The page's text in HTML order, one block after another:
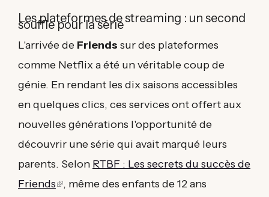
Les plateformes de streaming : un second
souffle pour la série
L'arrivée de Friends sur des plateformes
comme Netflix a été un véritable coup de
génie. En rendant les dix saisons accessibles
en quelques clics, ces services ont offert aux
nouvelles générations l'opportunité de
découvrir une série qui avait marqué leurs
parents. Selon RTBF : Les secrets du succès de
Friends(link
, même des enfants de 12 ans